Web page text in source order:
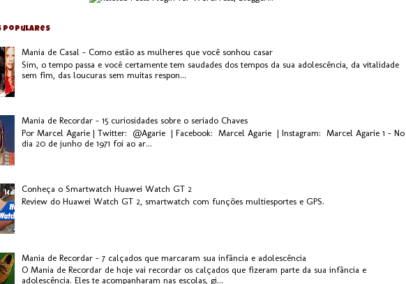
populares
Mania de Casal - Como estão as mulheres que você sonhou casar
Sim, o tempo passa e você certamente tem saudades dos tempos da sua adolescência, da vitalidade
sem fim, das loucuras sem muitas respon...
Mania de Recordar - 15 curiosidades sobre o seriado Chaves
Por Marcel Agarie | Twitter: @Agarie | Facebook: Marcel Agarie | Instagram: Marcel Agarie 1 - No
dia 20 de junho de 1971 foi ao ar...
Conheça o Smartwatch Huawei Watch GT 2
Review do Huawei Watch GT 2, smartwatch com funções multiesportes e GPS.
Mania de Recordar - 7 calçados que marcaram sua infância e adolescência
O Mania de Recordar de hoje vai recordar os calçados que fizeram parte da sua infância e
adolescência. Eles te acompanharam nas escolas, gi...